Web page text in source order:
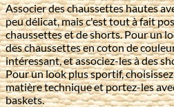
Associer des chaussettes hautes
peu délicat, mais c'est tout à fait
chaussettes et de shorts. Pour un
des chaussettes en coton de
intéressant, et associez-les à des
Pour un look plus sportif,
matière technique et portez-les
baskets.